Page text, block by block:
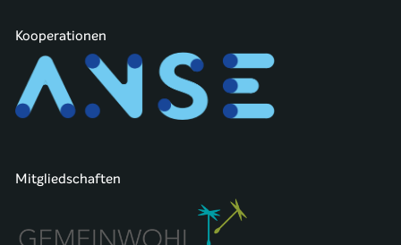
Kooperationen
Mitgliedschaften